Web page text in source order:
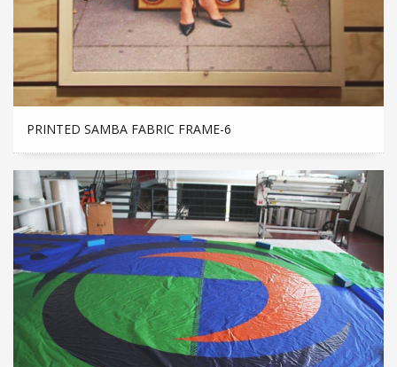
PRINTED SAMBA FABRIC FRAME-6